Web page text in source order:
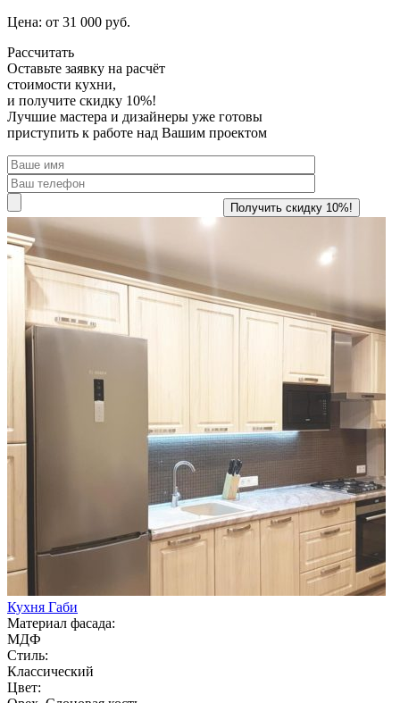
Цена: от 31 000 руб.
Рассчитать
Оставьте заявку на расчёт
стоимости кухни,
и получите скидку 10%!
Лучшие мастера и дизайнеры уже готовы
приступить к работе над Вашим проектом
Кухня Габи
Материал фасада:
МДФ
Стиль:
Классический
Цвет: